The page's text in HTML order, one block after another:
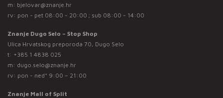
m: bjelovar@znanje.hr
rv: pon - pet 08:00 - 20:00 ; sub 08:00 - 14:00
Znanje Dugo Selo – Stop Shop
Ulica Hrvatskog preporoda 70, Dugo Selo
t: +385 1 4838 025
m: dugo.selo@znanje.hr
rv: pon - ned* 9:00 – 21:00
Znanje Mall of Split